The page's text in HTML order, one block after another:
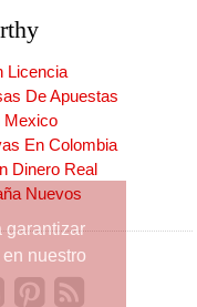
garantizar
nuestro
Licencia
De Apuestas
Mexico
En Colombia
Dinero Real
Nuevos